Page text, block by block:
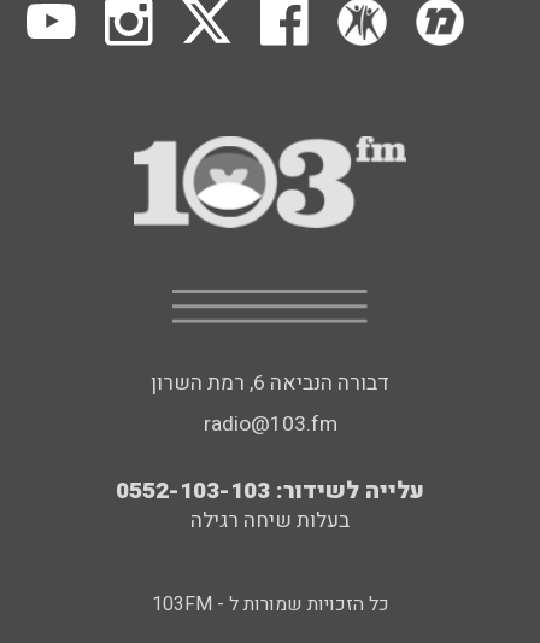
דבורה הנביאה 6, רמת השרון
radio@103.fm
עלייה לשידור: 0552-103-103
בעלות שיחה רגילה
כל הזכויות שמורות ל - 103FM